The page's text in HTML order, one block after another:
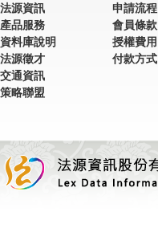
法源資訊
產品服務
資料庫說明
法源徵才
交通資訊
策略聯盟
申請流程
會員條款
授權費用
付款方式